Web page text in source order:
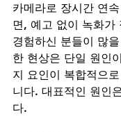
카메라로 장시간 연
면, 예고 없이 녹화가
경험하신 분들이 많
한 현상은 단일 원인
지 요인이 복합적으
니다. 대표적인 원인
다.